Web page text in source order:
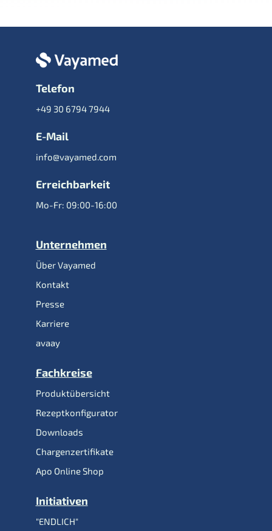
Telefon
+49 30 6794 7944
E-Mail
info@vayamed.com
Erreichbarkeit
Mo-Fr: 09:00-16:00
Unternehmen
Über Vayamed
Kontakt
Presse
Karriere
avaay
Fachkreise
Produktübersicht
Rezeptkonfigurator
Downloads
Chargenzertifikate
Apo Online Shop
Initiativen
"ENDLICH"